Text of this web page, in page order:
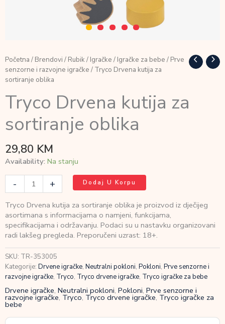
Početna / Brendovi / Rubik/ Igračke / Igračke za bebe / Prve
senzorne i razvojne igračke / Tryco Drvena kutija za
sortiranje oblika
Tryco Drvena kutija za
sortiranje oblika
29,80 KM
Availability: Na stanju
-
za
sortiranje
oblika
količina
+ Dodaj U Korpu
Tryco Drvena kutija za sortiranje oblika je proizvod iz dječijeg
asortimana s informacijama o namjeni, funkcijama,
specifikacijama i održavanju. Podaci su u nastavku organizovani
radi lakšeg pregleda. Preporučeni uzrast: 18+.
SKU: TR-353005
Kategorije: Drvene igračke, Neutralni pokloni, Pokloni, Prve senzorne i
razvojne igračke, Tryco, Tryco drvene igračke, Tryco igračke za bebe
Drvene igračke, Neutralni pokloni, Pokloni, Prve senzorne i
razvojne igračke, Tryco, Tryco drvene igračke, Tryco igračke za
bebe